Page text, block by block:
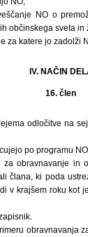
NO o
občinskega sveta in
za katere jo zadolži
IV. NAČIN
16. člen
odločitve na
po programu NO.
za obravnavanje in
člana, ki poda
v krajšem roku kot
obravnavanja